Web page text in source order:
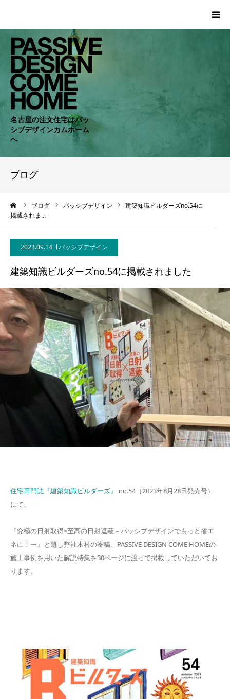
名古屋の注文住宅はパッ
シブデザインカムホーム
へ
ブログ
ブログ パッシブデザイン
建築知識ビルダーズno.54に
掲載されま…
2023.09.14 パッシブデザイン
建築知識ビルダーズno.54に掲載されました
住宅専門誌『建築知識ビルダーズ』
no.54（2023年8月28日発売号）
にて、
『究極の日射取得×至高の日射遮蔽－パッシブデザインでもっと省エ
ネに！ー』と題し弊社木村の寄稿、PASSIVE DESIGN COME HOMEの
施工事例を用いた解説特集を30ページに渡って掲載していただいてお
ります。
HOME
WORKS
COMPANY
CONCEPT
NEWS
BLOG
CONTACT